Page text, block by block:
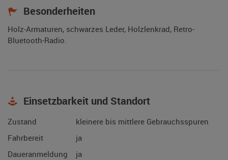
Besonderheiten
Holz-Armaturen, schwarzes Leder, Holzlenkrad, Retro-
Bluetooth-Radio.
Einsetzbarkeit und Standort
Zustand
kleinere bis mittlere Gebrauchsspuren
Fahrbereit
ja
Daueranmeldung
ja